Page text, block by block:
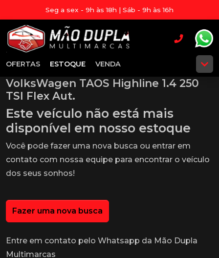
Seg a sex - 9h às 18h | Sáb - 9h às 16h
OFERTAS ESTOQUE VENDA
VolksWagen TAOS Highline 1.4 250
TSI Flex Aut.
Este veículo não está mais
disponível em nosso estoque
Você pode fazer uma nova busca ou entrar em
contato com nossa equipe para encontrar o veículo
dos seus sonhos!
Fazer uma nova busca
Entre em contato pelo Whatsapp da Mão Dupla
Multimarcas